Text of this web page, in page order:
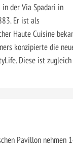
in der Via Spadari in
Er ist als
Haute Cuisine
konzipierte die
Diese ist
Pavillon nehmen